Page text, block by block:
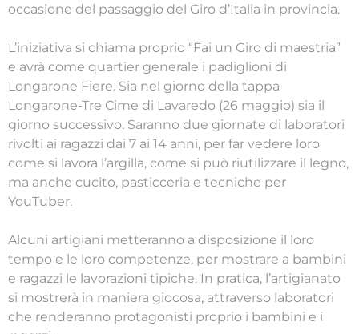
occasione del passaggio del Giro d’Italia in provincia.
L’iniziativa si chiama proprio “Fai un Giro di maestria”
e avrà come quartier generale i padiglioni di
Longarone Fiere. Sia nel giorno della tappa
Longarone-Tre Cime di Lavaredo (26 maggio) sia il
giorno successivo. Saranno due giornate di laboratori
rivolti ai ragazzi dai 7 ai 14 anni, per far vedere loro
come si lavora l’argilla, come si può riutilizzare il legno,
ma anche cucito, pasticceria e tecniche per
YouTuber.
Alcuni artigiani metteranno a disposizione il loro
tempo e le loro competenze, per mostrare a bambini
e ragazzi le lavorazioni tipiche. In pratica, l’artigianato
si mostrerà in maniera giocosa, attraverso laboratori
che renderanno protagonisti proprio i bambini e i